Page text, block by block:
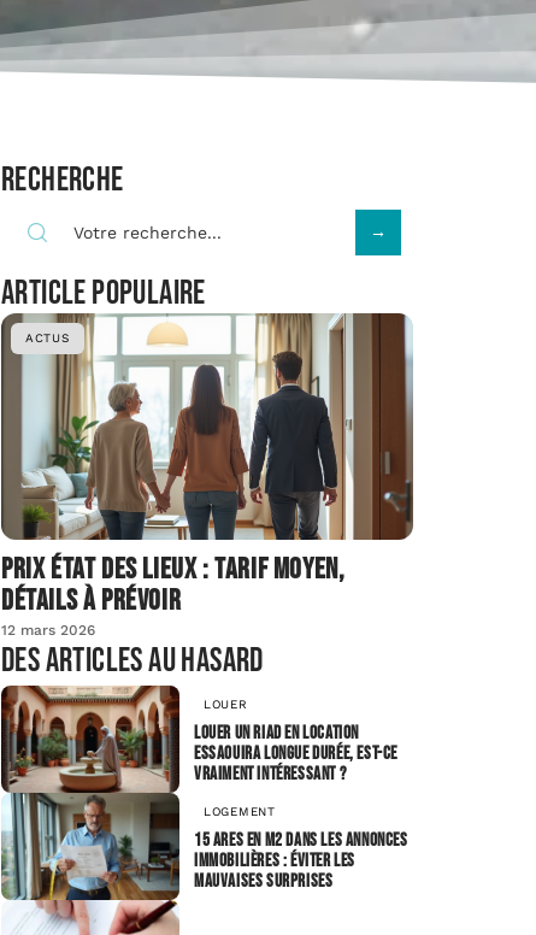
Recherche
Article populaire
ACTUS
Prix état des lieux : tarif moyen,
détails à prévoir
12 mars 2026
Des articles au hasard
LOUER
Louer un riad en Location
Essaouira longue durée, est-ce
vraiment intéressant ?
LOGEMENT
15 ares en m2 dans les annonces
immobilières : éviter les
mauvaises surprises